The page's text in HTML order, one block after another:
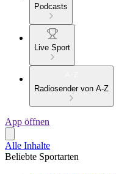
Podcasts
Live Sport
Radiosender von A-Z
App öffnen
Alle Inhalte
Beliebte Sportarten